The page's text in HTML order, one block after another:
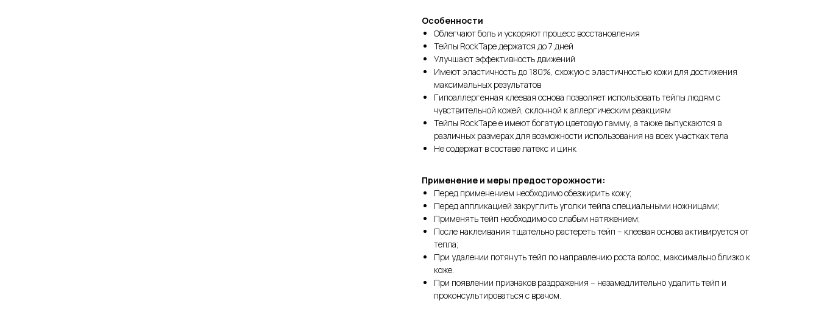
Особенности
Облегчают боль и ускоряют процесс восстановления
Тейпы RockTape держатся до 7 дней
Улучшают эффективность движений
Имеют эластичность до 180%, схожую с эластичностью кожи для достижения
максимальных результатов
Гипоаллергенная клеевая основа позволяет использовать тейпы людям с
чувствительной кожей, склонной к аллергическим реакциям
Тейпы RockTape e имеют богатую цветовую гамму, а также выпускаются в
различных размерах для возможности использования на всех участках тела
Не содержат в составе латекс и цинк
Применение и меры предосторожности:
Перед применением необходимо обезжирить кожу;
Перед аппликацией закруглить уголки тейпа специальными ножницами;
Применять тейп необходимо со слабым натяжением;
После наклеивания тщательно растереть тейп – клеевая основа активируется от
тепла;
При удалении потянуть тейп по направлению роста волос, максимально близко к
коже.
При появлении признаков раздражения – незамедлительно удалить тейп и
проконсультироваться с врачом.